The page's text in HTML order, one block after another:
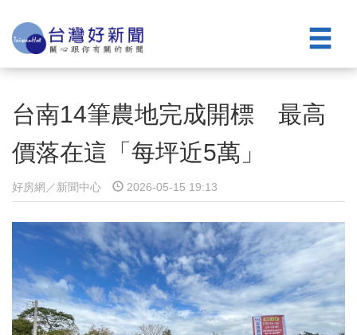
台南14筆農地完成開標 最高
價落在這「每坪近5萬」
好房網／新聞中心 2026-05-15 19:13